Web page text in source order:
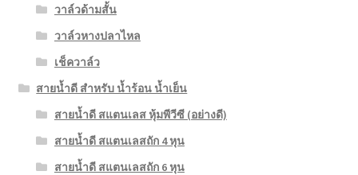
วาล์วด้ามสั้น
วาล์วหางปลาไหล
เช็ควาล์ว
สายน้ำดี สำหรับ น้ำร้อน น้ำเย็น
สายน้ำดี สแตนเลส หุ้มพีวีซี (อย่างดี)
สายน้ำดี สแตนเลสถัก 4 หุน
สายน้ำดี สแตนเลสถัก 6 หุน